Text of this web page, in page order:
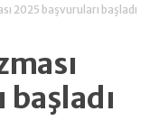
2025 başvuruları başladı